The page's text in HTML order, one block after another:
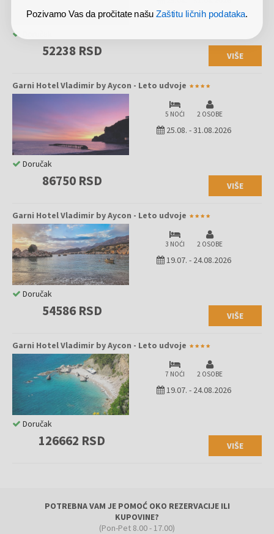
52238 RSD VIŠE
Garni Hotel Vladimir by Aycon - Leto udvoje
5 NOĆI 2 OSOBE
25.08. -31.08.2026
86750 RSD VIŠE
Doručak
Garni Hotel Vladimir by Aycon - Leto udvoje
3 NOĆI 2 OSOBE
19.07. - 24.08.2026
54586 RSD VIŠE
Doručak
Garni Hotel Vladimir by Aycon - Leto udvoje
7 NOĆI 2 OSOBE
19.07. - 24.08.2026
126662 RSD VIŠE
Doručak
POTREBNA VAM JE POMOĆ OKO REZERVACIJE ILI
KUPOVINE?
(Pon-Pet 8.00 - 17.00)
Pozivamo Vas da pročitate našuZaštitu ličnih podataka.